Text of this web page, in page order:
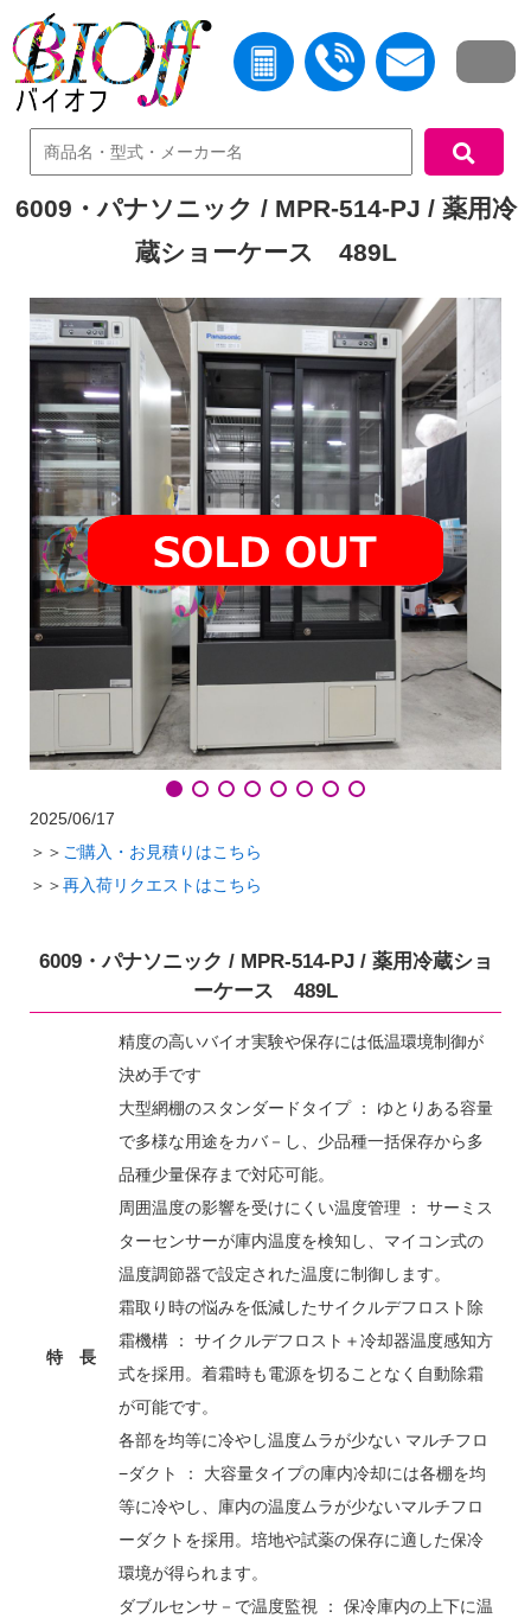
中古機器検索
6009・パナソニック / MPR-514-PJ / 薬用冷
蔵ショーケース 489L
2025/06/17
＞＞ ご購入・お見積りはこちら
＞＞再入荷リクエストはこちら
6009・パナソニック / MPR-514-PJ / 薬用冷蔵ショ
ーケース 489L
特 長
精度の高いバイオ実験や保存には低温環境制御が
決め手です
大型網棚のスタンダードタイプ ： ゆとりある容量
で多様な用途をカバ－し、少品種一括保存から多
品種少量保存まで対応可能。
周囲温度の影響を受けにくい温度管理 ： サーミス
ターセンサーが庫内温度を検知し、マイコン式の
温度調節器で設定された温度に制御します。
霜取り時の悩みを低減したサイクルデフロスト除
霜機構 ： サイクルデフロスト＋冷却器温度感知方
式を採用。着霜時も電源を切ることなく自動除霜
が可能です。
各部を均等に冷やし温度ムラが少ない マルチフロ
−ダクト ： 大容量タイプの庫内冷却には各棚を均
等に冷やし、庫内の温度ムラが少ないマルチフロ
ーダクトを採用。培地や試薬の保存に適した保冷
環境が得られます。
ダブルセンサ－で温度監視 ： 保冷庫内の上下に温